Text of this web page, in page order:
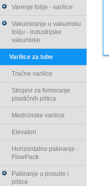
Varenje folije - varilice
Vakumiranje u vakumsku
foliju - industrijske
vakumirke
Varilice za tube
Tračne varilice
Strojevi za formiranje
plastičnih plitica
Medicinske varilice
Elevatori
Horizontalno pakiranje -
FlowPack
Pakiranje u posude i
plitice